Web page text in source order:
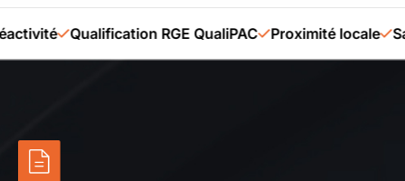
Qualification RGE QualiPAC Proximité locale Savoir-